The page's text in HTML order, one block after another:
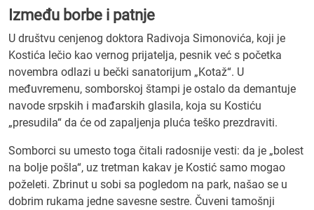
Između borbe i patnje
U društvu cenjenog doktora Radivoja Simonovića, koji je
Kostića lečio kao vernog prijatelja, pesnik već s početka
novembra odlazi u bečki sanatorijum „Kotaž“. U
međuvremenu, somborskoj štampi je ostalo da demantuje
navode srpskih i mađarskih glasila, koja su Kostiću
„presudila“ da će od zapaljenja pluća teško prezdraviti.
Somborci su umesto toga čitali radosnije vesti: da je „bolest
na bolje pošla“, uz tretman kakav je Kostić samo mogao
poželeti. Zbrinut u sobi sa pogledom na park, našao se u
dobrim rukama jedne savesne sestre. Čuveni tamošnji